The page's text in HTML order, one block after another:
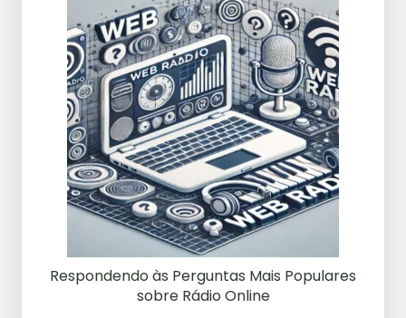
Respondendo às Perguntas Mais Populares
sobre Rádio Online